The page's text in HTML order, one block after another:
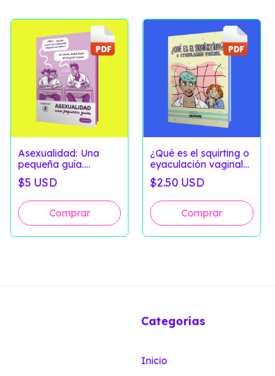
Asexualidad: Una
pequeña guía.
Volumen 2. (Versión
Digital)
$5 USD
¿Qué es el squirting o
eyaculación vaginal?
(Versión Digital)
$2.50 USD
Categorías
Inicio